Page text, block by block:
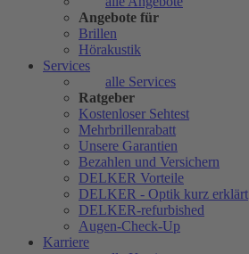
Angebote für
Brillen
Hörakustik
Services
alle Services
Ratgeber
Kostenloser Sehtest
Mehrbrillenrabatt
Unsere Garantien
Bezahlen und Versichern
DELKER Vorteile
DELKER - Optik kurz erklärt
DELKER-refurbished
Augen-Check-Up
Karriere